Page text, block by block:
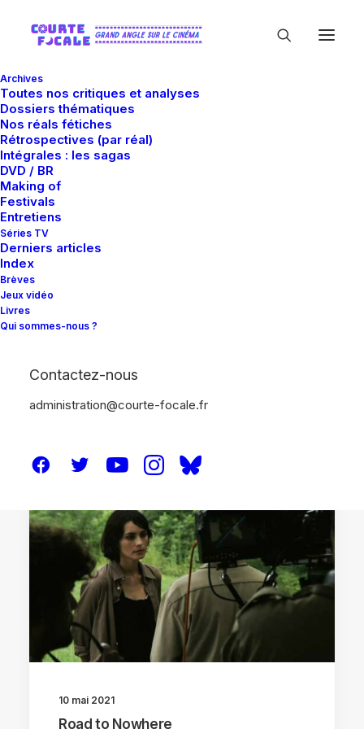
Archives
Toutes nos critiques et analyses
Dossiers thématiques
Nos réals fétiches
Rétrospectives (par réal)
Intégrales : les sagas
DVD / BR
Making of
Festivals
Entretiens
Séries TV
Derniers articles
Index
Brèves
Jeux vidéo
Livres
Qui sommes-nous ?
Contactez-nous
administration@courte-focale.fr
10 mai 2021
Road to Nowhere